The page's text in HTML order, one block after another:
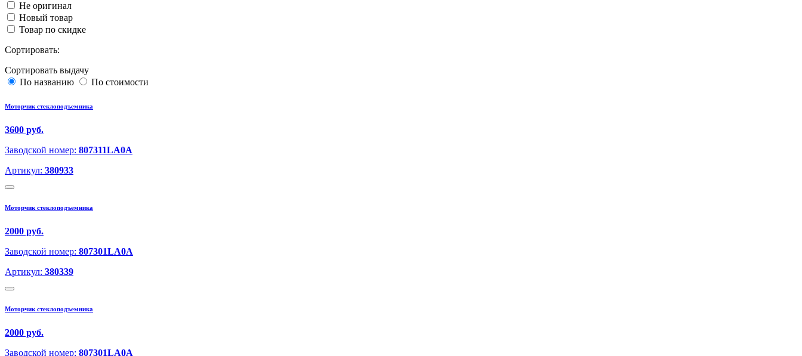
Не оригинал
Новый товар
Товар по скидке
Сортировать:
Сортировать выдачу
По названию
По стоимости
Моторчик стеклоподъемника
3600 руб.
Заводской номер: 807311LA0A
Артикул: 380933
Моторчик стеклоподъемника
2000 руб.
Заводской номер: 807301LA0A
Артикул: 380339
Моторчик стеклоподъемника
2000 руб.
Заводской номер: 807301LA0A